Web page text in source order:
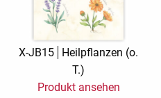
X-JB15
Heilpflanzen (o.
T.)
Produkt ansehen